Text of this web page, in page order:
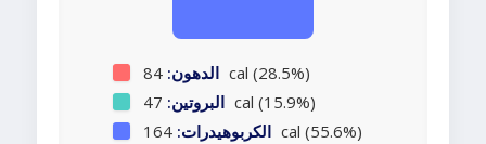
الدهون: 84 cal (28.5%)
البروتين: 47 cal (15.9%)
الكربوهيدرات: 164 cal (55.6%)